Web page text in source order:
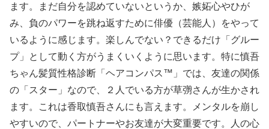
ます。まだ自分を認めていないというか、嫉妬心やひが
み、負のパワーを跳ね返すために俳優（芸能人）をやって
いるように感じます。楽しんでない？できるだけ「グルー
プ」として動く方がうまくいくように思います。特に慎吾
ちゃん髪質性格診断「ヘアコンパス™️」では、友達の関係
の「スター」なので、２人でいる方が草彅さんが生かされ
ます。これは香取慎吾さんにも言えます。メンタルを崩し
やすいので、パートナーやお友達が大変重要です。人の心